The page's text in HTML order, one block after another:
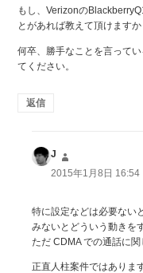
もし、Verizonの
とがあれば教えて頂けますか
何卒、勝手なことを言って
てください。
返信
J
り:
2015年1月8日 16:54
特に設定などは必要ない
みないとどういう動きを
ただ CDMA での通話に関
正直人柱案件ではあります